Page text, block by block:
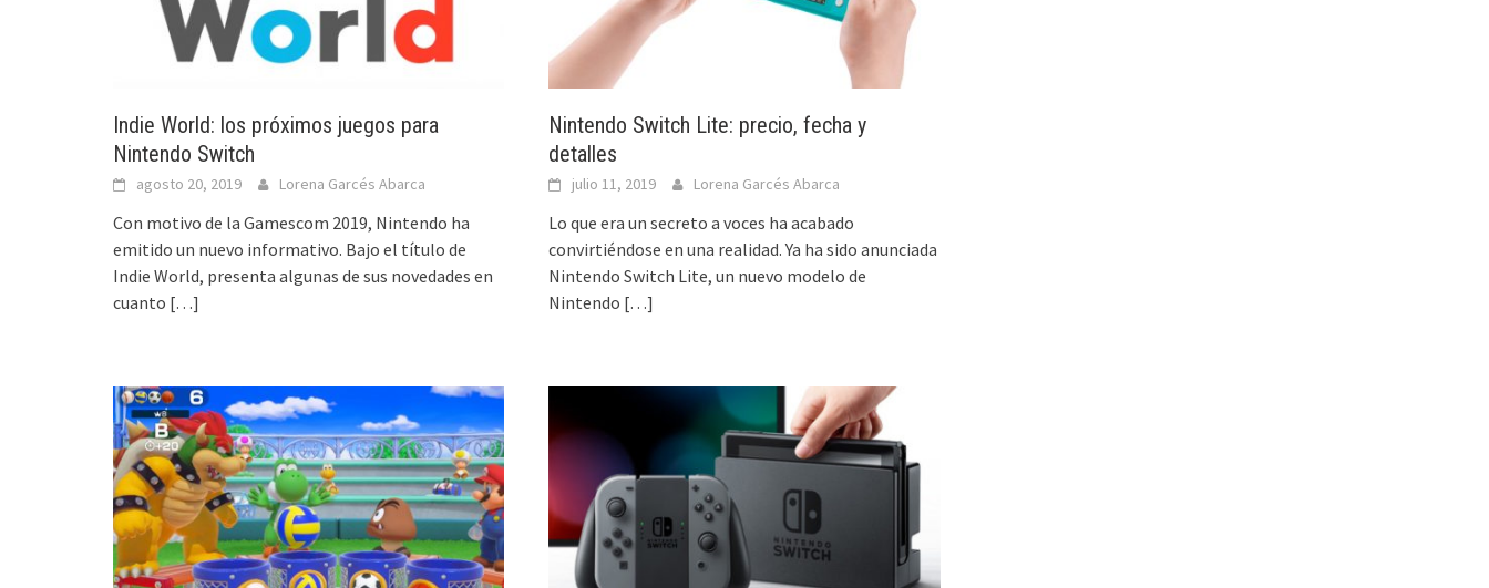
Indie World: los próximos juegos para
Nintendo Switch
agosto 20, 2019 Lorena Garcés Abarca
Con motivo de la Gamescom 2019, Nintendo ha
emitido un nuevo informativo. Bajo el título de
Indie World, presenta algunas de sus novedades en
cuanto […]
Nintendo Switch Lite: precio, fecha y
detalles
julio 11, 2019 Lorena Garcés Abarca
Lo que era un secreto a voces ha acabado
convirtiéndose en una realidad. Ya ha sido anunciada
Nintendo Switch Lite, un nuevo modelo de
Nintendo […]